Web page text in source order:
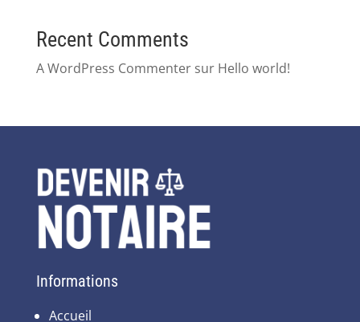
Recent Comments
A WordPress Commentersur Hello world!
Informations
Accueil